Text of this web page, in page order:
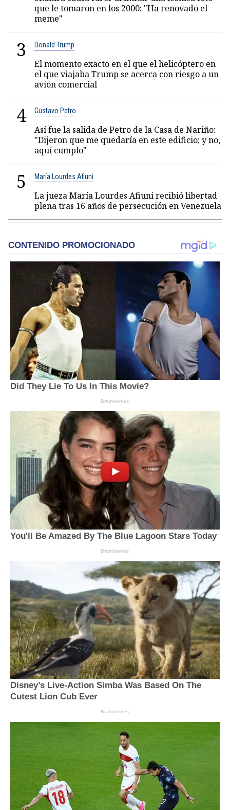
que le tomaron en los 2000: "Ha renovado el
meme"
3 Donald Trump
El momento exacto en el que el helicóptero en
el que viajaba Trump se acerca con riesgo a un
avión comercial
4 Gustavo Petro
Así fue la salida de Petro de la Casa de Nariño:
"Dijeron que me quedaría en este edificio; y no,
aquí cumplo"
5 María Lourdes Afiuni
La jueza María Lourdes Afiuni recibió libertad
plena tras 16 años de persecución en Venezuela